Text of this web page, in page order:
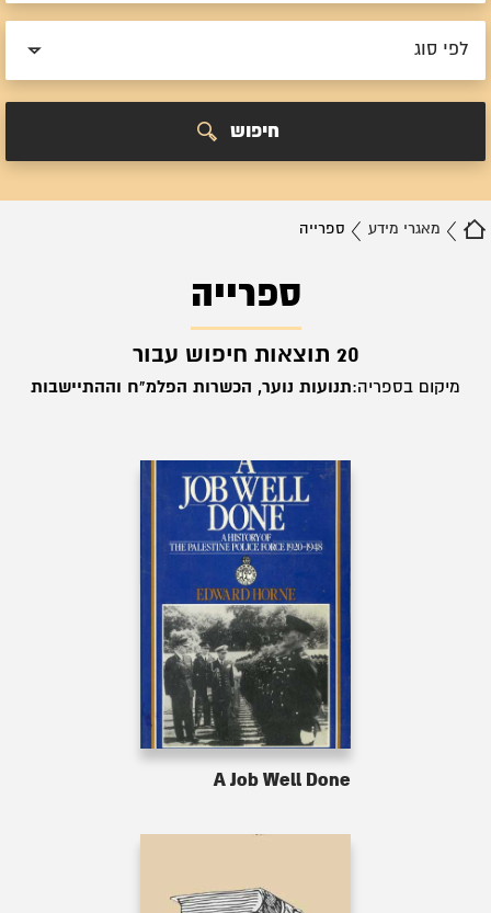
לפי סוג
חיפוש
מאגרי מידע ספרייה
ספרייה
20 תוצאות חיפוש עבור
מיקום בספריה:תנועות נוער, הכשרות הפלמ"ח וההתיישבות
A Job Well Done